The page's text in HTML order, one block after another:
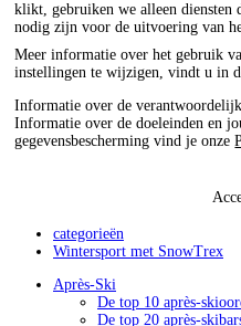
klikt, gebruiken we alleen diensten
nodig zijn voor de uitvoering van
Meer informatie over het gebruik
instellingen te wijzigen, vindt u in
Informatie over de
Informatie over de doeleinden en
gegevensbescherming vind je onze
categorieën
Wintersport met SnowTrex
Après-Ski
De top 10 après-
De top 20 après-